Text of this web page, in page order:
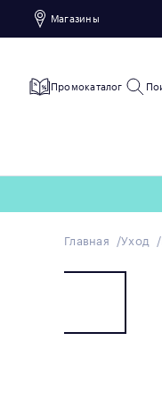
Магазины
Промокаталог
Главная Уход